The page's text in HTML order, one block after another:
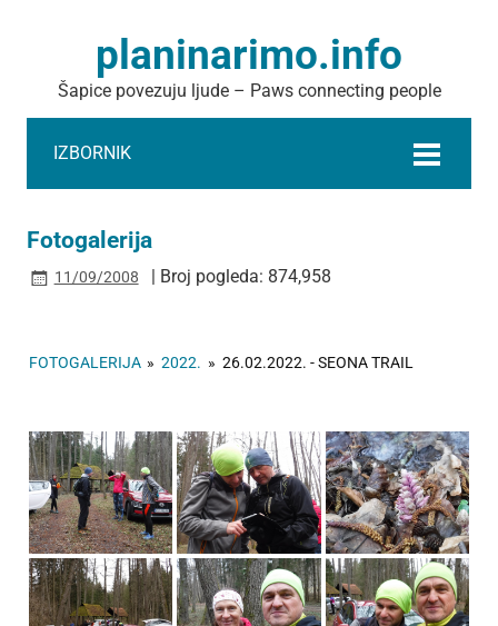
planinarimo.info
Šapice povezuju ljude – Paws connecting people
IZBORNIK
Fotogalerija
11/09/2008 | Broj pogleda: 874,958
FOTOGALERIJA » 2022. » 26.02.2022. - SEONA TRAIL